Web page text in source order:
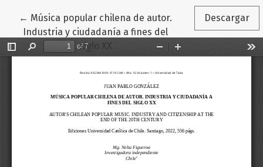
← Volver a los detalles del artículo
Música popular chilena de autor.
Industria y ciudadanía a fines del
siglo XX
Descargar